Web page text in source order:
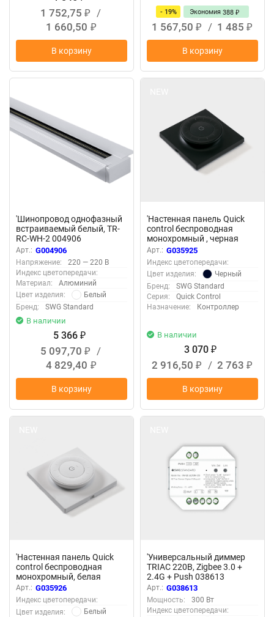
1 752,75 ₽
/
1 660,50 ₽
В корзину
- 19% Экономия 388 ₽
1 567,50 ₽ / 1 485 ₽
В корзину
'Шинопровод однофазный
встраиваемый белый, TR-
RC-WH-2 004906
Арт.: G004906
Напряжение:
220 — 220 В
Индекс цветопередачи:
Материал:
Алюминий
Цвет изделия:
Белый
Бренд:
SWG Standard
В наличии
5 366 ₽
5 097,70 ₽
/
4 829,40 ₽
В корзину
'Настенная панель Quick
control беспроводная
монохромный , черная
035925
Арт.: G035925
Индекс цветопередачи:
Цвет изделия:
Черный
Бренд:
SWG Standard
Серия:
Quick Control
Назначение:
Контроллер
В наличии
3 070 ₽
2 916,50 ₽ / 2 763 ₽
В корзину
'Настенная панель Quick
control беспроводная
монохромный, белая
035926
Арт.: G035926
Индекс цветопередачи:
Цвет изделия:
Белый
'Универсальный диммер
TRIAC 220В, Zigbee 3.0 +
2.4G + Push 038613
Арт.: G038613
Мощность:
300 Вт
Индекс цветопередачи: